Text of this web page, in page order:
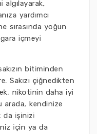
yardımcı
sırasında yoğun
içmeyi
bitiminden
Sakızı çiğnedikten
nikotinin daha iyi
arada, kendinize
da işinizi
için ya da